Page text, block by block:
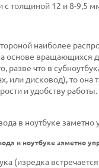
с толщиной 12 и 8-9,5
наиболее
основе вращающихся
разве что в
или дисковод), то
и удобству
в ноутбуке заметно
(изредка